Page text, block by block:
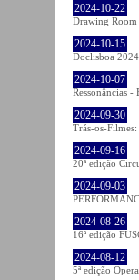
2024-10-22
Drawing Room
2024-10-15
Doclisboa
2024-10-07
Ressonâncias
2024-09-30
Trás-os-
2024-09-16
20ª edição
2024-09-03
2024-08-26
16ª edição
2024-08-12
5ª edição